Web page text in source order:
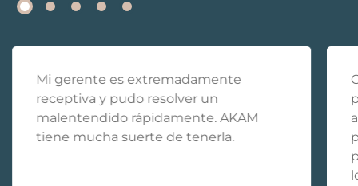
Mi gerente es extremadamente
receptiva y pudo resolver un
malentendido rápidamente. AKAM
tiene mucha suerte de tenerla.